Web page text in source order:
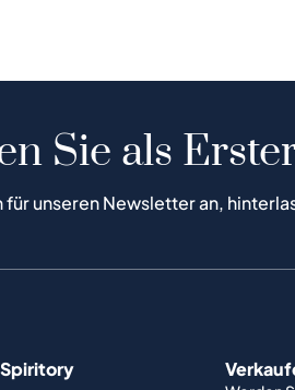
Sie als
für unseren Newsletter an,